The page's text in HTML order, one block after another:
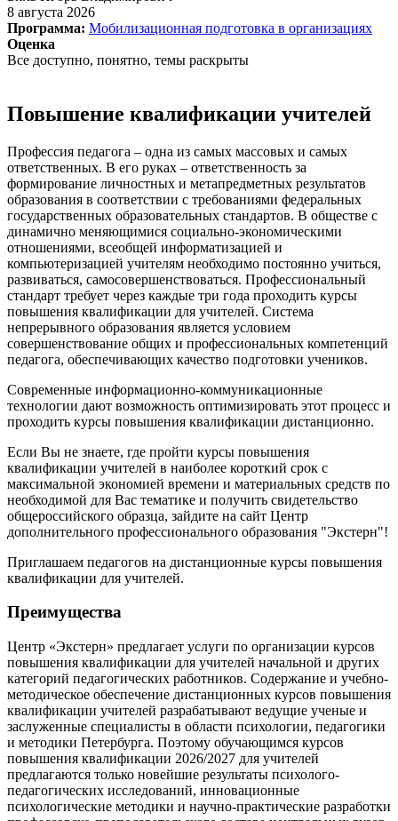
8 августа 2026
Программа: Мобилизационная подготовка в организациях
Оценка
Все доступно, понятно, темы раскрыты
Повышение квалификации учителей
Профессия педагога – одна из самых массовых и самых
ответственных. В его руках – ответственность за
формирование личностных и метапредметных результатов
образования в соответствии с требованиями федеральных
государственных образовательных стандартов. В обществе с
динамично меняющимися социально-экономическими
отношениями, всеобщей информатизацией и
компьютеризацией учителям необходимо постоянно учиться,
развиваться, самосовершенствоваться. Профессиональный
стандарт требует через каждые три года проходить курсы
повышения квалификации для учителей. Система
непрерывного образования является условием
совершенствование общих и профессиональных компетенций
педагога, обеспечивающих качество подготовки учеников.
Современные информационно-коммуникационные
технологии дают возможность оптимизировать этот процесс и
проходить курсы повышения квалификации дистанционно.
Если Вы не знаете, где пройти курсы повышения
квалификации учителей в наиболее короткий срок с
максимальной экономией времени и материальных средств по
необходимой для Вас тематике и получить свидетельство
общероссийского образца, зайдите на сайт Центр
дополнительного профессионального образования "Экстерн"!
Приглашаем педагогов на дистанционные курсы повышения
квалификации для учителей.
Преимущества
Центр «Экстерн» предлагает услуги по организации курсов
повышения квалификации для учителей начальной и других
категорий педагогических работников. Содержание и учебно-
методическое обеспечение дистанционных курсов повышения
квалификации учителей разрабатывают ведущие ученые и
заслуженные специалисты в области психологии, педагогики
и методики Петербурга. Поэтому обучающимся курсов
повышения квалификации 2026/2027 для учителей
предлагаются только новейшие результаты психолого-
педагогических исследований, инновационные
психологические методики и научно-практические разработки